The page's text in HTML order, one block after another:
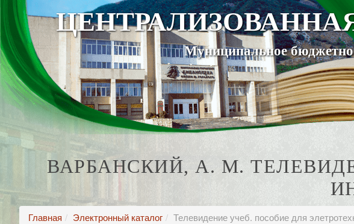
Муниципальное
ВАРБАНСКИЙ, А. М.
Главная Электронный каталог Телевидение учеб. пособие для